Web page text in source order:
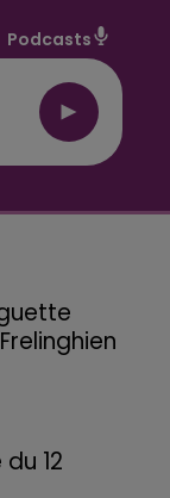
Podcasts
12